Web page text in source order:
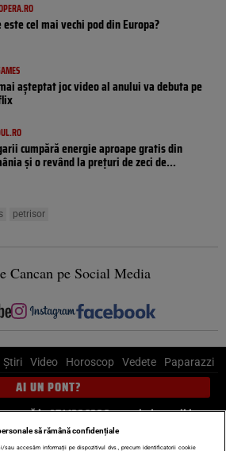
este cel mai vechi pod din Europa?
așteptat joc video al anului va debuta pe
cumpără energie aproape gratis din
și o revând la prețuri de zeci de...
petrisor
Cancan pe Social Media
Știri Video Horoscop Vedete Paparazzi
AI UN PONT?
, sună la 0741226226 sau trimite mail la
pont@cancan.ro
să rămână confidențiale
sau accesăm informații pe dispozitivul dvs., precum identificatorii cookie